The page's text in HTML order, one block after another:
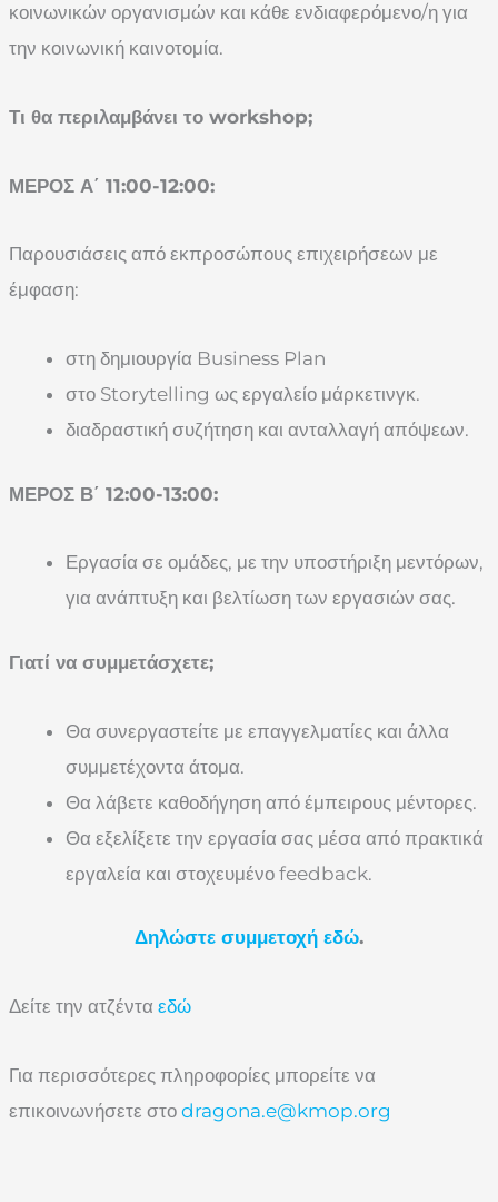
κοινωνικών οργανισμών και κάθε ενδιαφερόμενο/η για
την κοινωνική καινοτομία.
Τι θα περιλαμβάνει το workshop;
ΜΕΡΟΣ Α΄ 11:00-12:00:
Παρουσιάσεις από εκπροσώπους επιχειρήσεων με
έμφαση:
στη δημιουργία Business Plan
στο Storytelling ως εργαλείο μάρκετινγκ.
διαδραστική συζήτηση και ανταλλαγή απόψεων.
ΜΕΡΟΣ Β΄ 12:00-13:00:
Εργασία σε ομάδες, με την υποστήριξη μεντόρων,
για ανάπτυξη και βελτίωση των εργασιών σας.
Γιατί να συμμετάσχετε;
Θα συνεργαστείτε με επαγγελματίες και άλλα
συμμετέχοντα άτομα.
Θα λάβετε καθοδήγηση από έμπειρους μέντορες.
Θα εξελίξετε την εργασία σας μέσα από πρακτικά
εργαλεία και στοχευμένο feedback.
Δηλώστε συμμετοχή εδώ.
Δείτε την ατζέντα εδώ
Για περισσότερες πληροφορίες μπορείτε να
επικοινωνήσετε στο dragona.e@kmop.org